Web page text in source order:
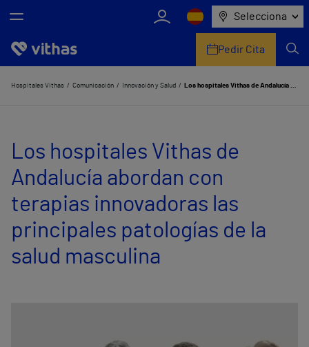
Selecciona
Nosotros
Servicios de salud
Equipo médico y asistencial
Información útil
Comunicación
Pedir Cita
Hospitales Vithas Comunicación Innovación y Salud Los hospitales Vithas de Andalucía abordan con terapias innovadoras las principales patologías de la salud masculina
Los hospitales Vithas de
Andalucía abordan con
terapias innovadoras las
principales patologías de la
salud masculina